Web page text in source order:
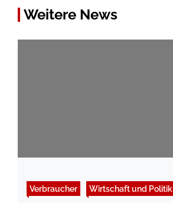
Weitere News
Verbraucher Wirtschaft und Politik